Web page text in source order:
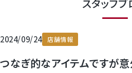
スタッフ
2024/09/24 店舗情報
つなぎ的なアイテムですが